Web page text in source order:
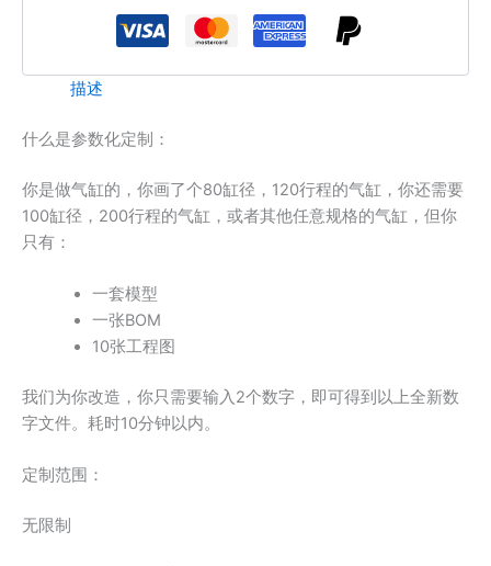
描述
什么是参数化定制：
你是做气缸的，你画了个80缸径，120行程的气缸，你还需要
100缸径，200行程的气缸，或者其他任意规格的气缸，但你
只有：
一套模型
一张BOM
10张工程图
我们为你改造，你只需要输入2个数字，即可得到以上全新数
字文件。耗时10分钟以内。
定制范围：
无限制